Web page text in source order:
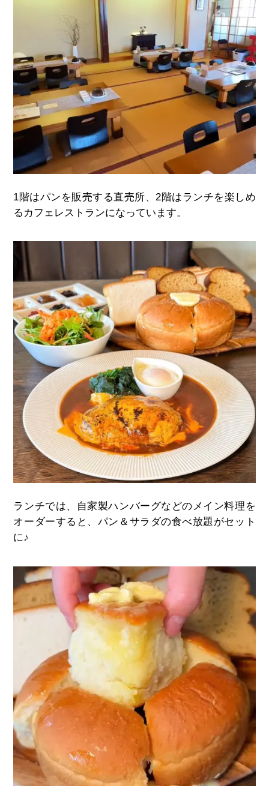
1階はパンを販売する直売所、 2階はランチを楽しめ
るカフェレストランになっています。
ランチでは、自家製ハンバーグなどのメイン料理を
オーダーすると、パン＆サラダの食べ放題がセット
に♪